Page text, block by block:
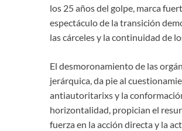
los 25 años del golpe, marca
espectáculo de la transición
las cárceles y la continuidad de
El desmoronamiento de las
jerárquica, da pie al
antiautoritarixs y la
horizontalidad, propician el
fuerza en la acción directa y la